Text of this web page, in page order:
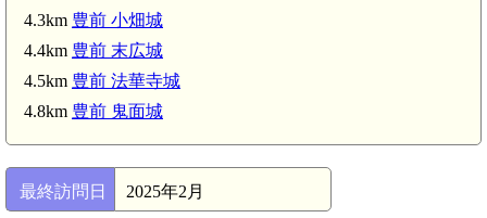
4.3km 豊前 小畑城
4.4km 豊前 末広城
4.5km 豊前 法華寺城
4.8km 豊前 鬼面城
最終訪問日 2025年2月